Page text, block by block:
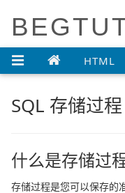
HTML
SQL 存储过程
什么是存储过程
存储过程是您可以保存的